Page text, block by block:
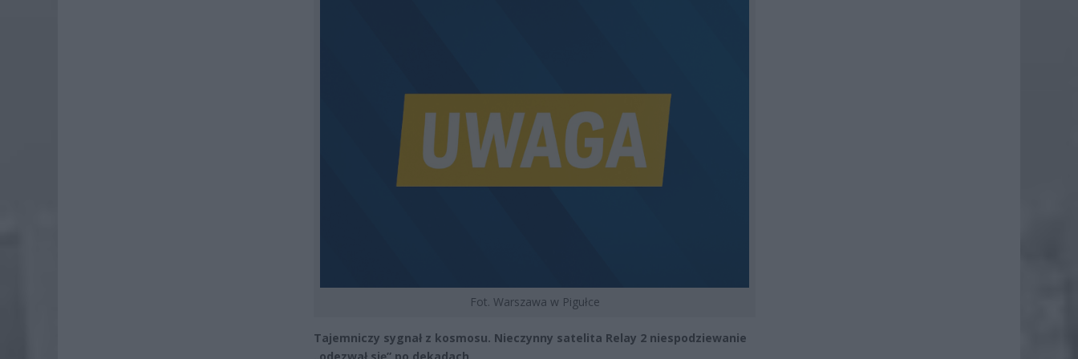
Fot. Warszawa w Pigułce
Tajemniczy sygnał z kosmosu. Nieczynny satelita Relay 2 niespodziewanie